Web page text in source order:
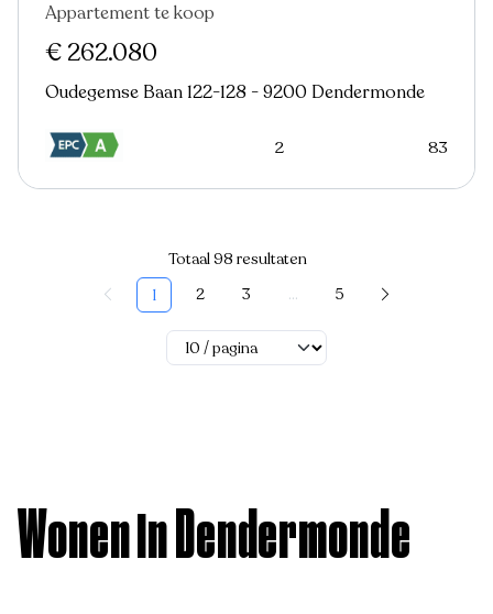
In optie
Appartement te koop
€ 262.080
Oudegemse Baan 122-128 - 9200 Dendermonde
2 83
Totaal 98 resultaten
1
2 3 ... 5
Wonen in Dendermonde